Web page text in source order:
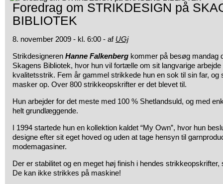
Foredrag om STRIKDESIGN på
BIBLIOTEK
8. november 2009 - kl. 6:00 - af UGj
Strikdesigneren Hanne Falkenberg kommer på besøg mandag
Skagens Bibliotek, hvor hun vil fortælle om sit langvarige
kvalitetsstrik. Fem år gammel strikkede hun en sok til sin far, og
masker op. Over 800 strikkeopskrifter er det blevet til.
Hun arbejder for det meste med 100 % Shetlandsuld, og med
helt grundlæggende.
I 1994 startede hun en kollektion kaldet “My Own”, hvor hun
designe efter sit eget hoved og uden at tage hensyn til
modemagasiner.
Der er stabilitet og en meget høj finish i hendes
De kan ikke strikkes på maskine!